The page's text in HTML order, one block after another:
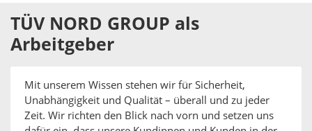
TÜV NORD GROUP als
Arbeitgeber
Mit unserem Wissen stehen wir für Sicherheit,
Unabhängigkeit und Qualität – überall und zu jeder
Zeit. Wir richten den Blick nach vorn und setzen uns